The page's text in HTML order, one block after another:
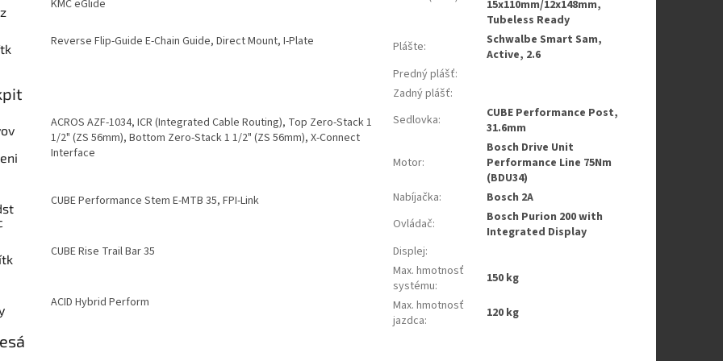
KMC eGlide
Reverse Flip-Guide E-Chain Guide, Direct Mount, I-Plate
ACROS AZF-1034, ICR (Integrated Cable Routing), Top Zero-Stack 1
1/2" (ZS 56mm), Bottom Zero-Stack 1 1/2" (ZS 56mm), X-Connect
Interface
CUBE Performance Stem E-MTB 35, FPI-Link
CUBE Rise Trail Bar 35
ACID Hybrid Perform
15x110mm/12x148mm,
Tubeless Ready
Plášte:
Schwalbe Smart Sam,
Active, 2.6
Predný plášť:
Zadný plášť:
Sedlovka:
CUBE Performance Post,
31.6mm
Motor:
Bosch Drive Unit
Performance Line 75Nm
(BDU34)
Nabíjačka:
Bosch 2A
Ovládač:
Bosch Purion 200 with
Integrated Display
Displej:
Max. hmotnosť
systému:
150 kg
Max. hmotnosť
jazdca: 120 kg